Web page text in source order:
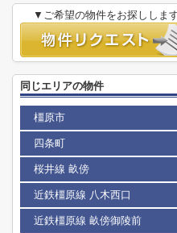
▼ご希望の物件をお探ししま
同じエリアの物件
橿原市
四条町
桜井線 畝傍
近鉄橿原線 八木西口
近鉄橿原線 畝傍御陵前